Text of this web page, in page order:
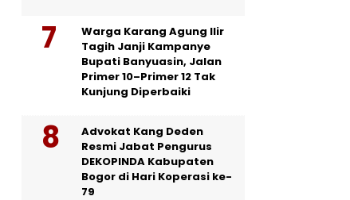
Warga Karang Agung Ilir
Tagih Janji Kampanye
Bupati Banyuasin, Jalan
Primer 10–Primer 12 Tak
Kunjung Diperbaiki
Advokat Kang Deden
Resmi Jabat Pengurus
DEKOPINDA Kabupaten
Bogor di Hari Koperasi ke-
79